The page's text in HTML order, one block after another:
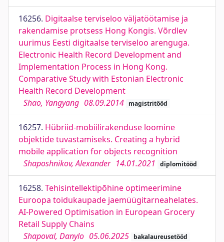
16256. Digitaalse terviseloo väljatöötamise ja
rakendamise protsess Hong Kongis. Võrdlev
uurimus Eesti digitaalse terviseloo arenguga.
Electronic Health Record Development and
Implementation Process in Hong Kong.
Comparative Study with Estonian Electronic
Health Record Development
Shao, Yangyang 08.09.2014 magistritööd
16257. Hübriid-mobiilirakenduse loomine
objektide tuvastamiseks. Creating a hybrid
mobile application for objects recognition
Shaposhnikov, Alexander 14.01.2021 diplomitööd
16258. Tehisintellektipõhine optimeerimine
Euroopa toidukaupade jaemüügitarneahelates.
AI-Powered Optimisation in European Grocery
Retail Supply Chains
Shapoval, Danylo 05.06.2025 bakalaureusetööd